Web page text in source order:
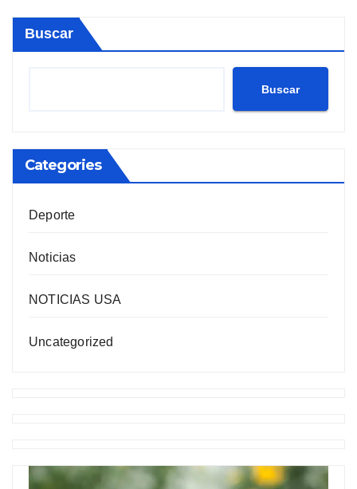
Buscar
Buscar
Categories
Deporte
Noticias
NOTICIAS USA
Uncategorized